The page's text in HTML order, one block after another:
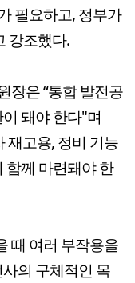
필요하고, 정부가
강조했다.
장은 “통합 발전공
돼야 한다"며
재고용, 정비 기능
함께 마련돼야 한
때 여러 부작용을
의 구체적인 목